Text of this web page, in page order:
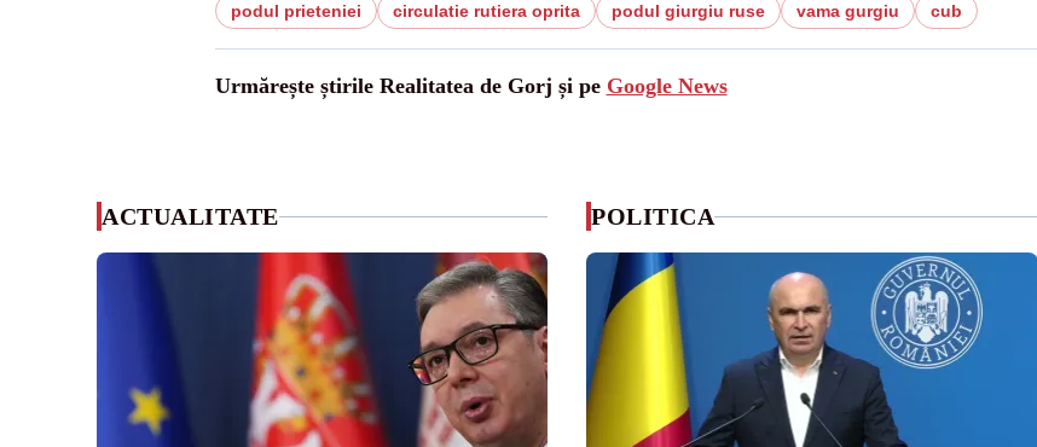
podul prieteniei circulatie rutiera oprita podul giurgiu ruse vama gurgiu cub
Urmărește știrile Realitatea de Gorj și pe Google News
ACTUALITATE POLITICA